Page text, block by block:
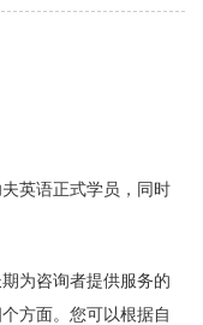
英语正式学员，同时
为咨询者提供服务的
方面。您可以根据自